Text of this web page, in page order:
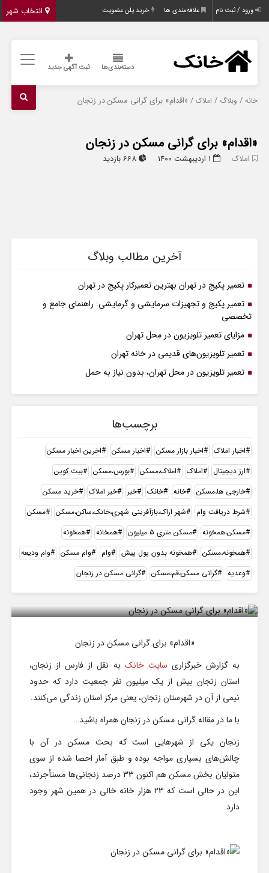
انتخاب شهر ورود / ثبت نام علاقه‌مندی ها خرید پلن عضویت
دسته‌بندی‌ها ثبت آگهی جدید
خانه / وبلاگ / املاک / «اقدام» برای گرانی مسکن در زنجان
«اقدام» برای گرانی مسکن در زنجان
املاک 668 بازدید
آخرین مطالب وبلاگ
تعمیر پکیج در تهران بهترین تعمیرکار پکیج در تهران
تعمیر پکیج و تجهیزات سرمایشی و گرمایشی: راهنمای جامع و
تخصصی
مزایای تعمیر تلویزیون در محل تهران
تعمیر تلویزیون‌های قدیمی در خانه تهران
تعمیر تلویزیون در محل تهران، بدون نیاز به حمل
برچسب‌ها
اخبار املاک اخبار بازار مسکن اخبار مسکن
اخرین اخبار مسکن
ارز دیجیتال
املاک املاک،مسکن بورس،مسکن
بیت کوین
خارجی ها،مسکن
خانه خانک خبر خبر املاک
خرید مسکن
شرط دریافت وام
شهر اراک،بازآفرینی شهری،خانک،ساکن،مسکن
مسکن
مسکن،همخونه
مسکن متری ۵ میلیون همخانه
همخونه
همخونه،مسکن
همخونه بدون پول پیش وام وام مسکن
وام ودیعه
وعدیه
گرانی مسکن،قم،مسکن گرانی مسکن در زنجان
«اقدام» برای گرانی مسکن در زنجان
«اقدام» برای گرانی مسکن در زنجان
به گزارش خبرگزاری سایت خانک به نقل از فارس از زنجان،
استان زنجان بیش از یک میلیون نفر جمعیت دارد که حدود
نیمی از آن در شهرستان زنجان، یعنی مرکز استان زندگی می‌کنند.
با ما در مقاله گرانی مسکن در زنجان همراه باشید…
زنجان یکی از شهرهایی است که بحث مسکن در آن با
چالش‌های بسیاری مواجه بوده و طبق آمار احصا شده از سوی
متولیان بخش مسکن هم اکنون 33 درصد زنجانی‌ها مستأجرند،
این در حالی است که 23 هزار خانه خالی در همین شهر وجود
دارد.